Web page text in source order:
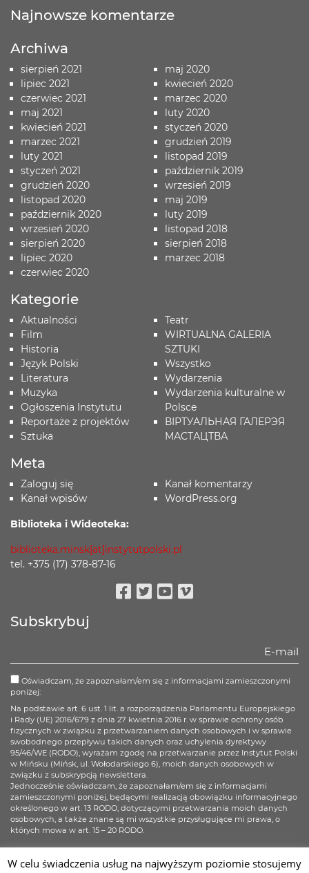
Najnowsze komentarze
Archiwa
sierpień 2021
lipiec 2021
czerwiec 2021
maj 2021
kwiecień 2021
marzec 2021
luty 2021
styczeń 2021
grudzień 2020
listopad 2020
październik 2020
wrzesień 2020
sierpień 2020
lipiec 2020
czerwiec 2020
maj 2020
kwiecień 2020
marzec 2020
luty 2020
styczeń 2020
grudzień 2019
listopad 2019
październik 2019
wrzesień 2019
maj 2019
luty 2019
listopad 2018
sierpień 2018
marzec 2018
Kategorie
Aktualności
Film
Historia
Język Polski
Literatura
Muzyka
Ogłoszenia Instytutu
Reportaże z projektów
Sztuka
Teatr
WIRTUALNA GALERIA
SZTUKI
Wszystko
Wydarzenia
Wydarzenia kulturalne w
Polsce
ВІРТУАЛЬНАЯ ГАЛЕРЭЯ
МАСТАЦТВА
Meta
Zaloguj się
Kanał wpisów
Kanał komentarzy
WordPress.org
Biblioteka i Wideoteka:
biblioteka.minsk[at]instytutpolski.pl
tel. +375 (17) 378-87-16
Subskrybuj
Oświadczam, że zapoznałam/em się z informacjami zamieszczonymi
poniżej:
Na podstawie art. 6 ust. 1 lit. a rozporządzenia Parlamentu Europejskiego
i Rady (UE) 2016/679 z dnia 27 kwietnia 2016 r. w sprawie ochrony osób
fizycznych w związku z przetwarzaniem danych osobowych i w sprawie
swobodnego przepływu takich danych oraz uchylenia dyrektywy
95/46/WE (RODO), wyrażam zgodę na przetwarzanie przez Instytut Polski
w Mińsku (Mińsk, ul. Wołodarskiego 6), moich danych osobowych w
związku z subskrypcją newslettera.
Jednocześnie oświadczam, że zapoznałam/em się z informacjami
zamieszczonymi poniżej, będącymi realizacją obowiązku informacyjnego
określonego w art. 13 RODO, dotyczącymi przetwarzania moich danych
osobowych, a także znane są mi wszystkie przysługujące mi prawa, o
których mowa w art. 15 – 20 RODO.
W celu świadczenia usług na najwyższym poziomie stosujemy